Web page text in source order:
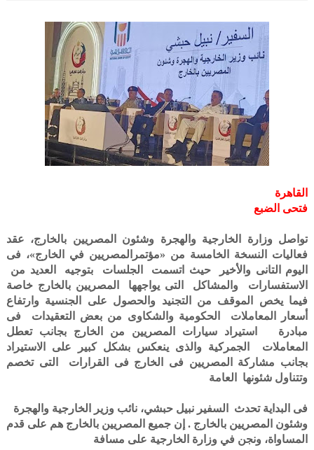
القاهرة
فتحى الضبع
تواصل وزارة الخارجية والهجرة وشئون المصريين بالخارج، عقد
فعاليات النسخة الخامسة من «مؤتمرالمصريين في الخارج»، فى
اليوم التانى والأخير حيث اتسمت الجلسات بتوجيه العديد من
الاستفسارات والمشاكل التى يواجهها المصريين بالخارج خاصة
فيما يخص الموقف من التجنيد والحصول على الجنسية وارتفاع
أسعار المعاملات الحكومية والشكاوى من بعض التعقيدات فى
مبادرة استيراد سيارات المصريين من الخارج بجانب تعطل
المعاملات الجمركية والذى ينعكس بشكل كبير على الاستيراد
بجانب مشاركة المصريين فى الخارج فى القرارات التى تخصم
وتتناول شئونها العامة
فى البداية تحدث السفير نبيل حبشي، نائب وزير الخارجية والهجرة
وشئون المصريين بالخارج . إن جميع المصريين بالخارج هم على قدم
المساواة، ونجن في وزارة الخارجية على مسافة